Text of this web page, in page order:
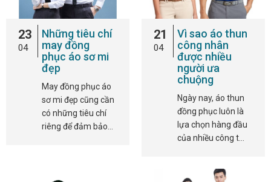
23
04
Những tiêu chí
may đồng
phục áo sơ mi
đẹp
May đồng phục áo
sơ mi đẹp cũng cần
có những tiêu chí
riêng để đảm bảo…
21
04
Vì sao áo thun
công nhân
được nhiều
người ưa
chuộng
Ngày nay, áo thun
đồng phục luôn là
lựa chọn hàng đầu
của nhiều công t…